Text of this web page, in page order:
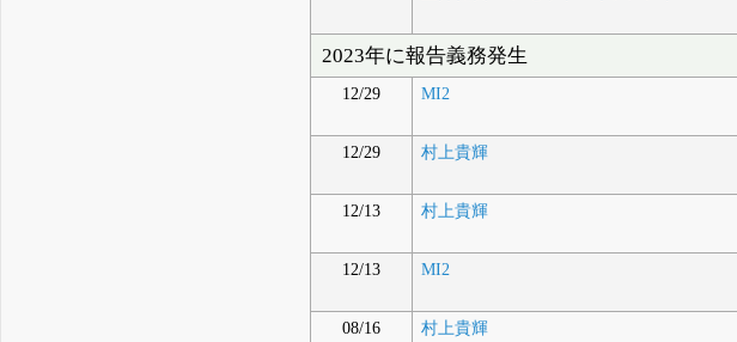
2023年に報告義務発生
12/29 MI2
12/29 村上貴輝
12/13 村上貴輝
12/13 MI2
08/16 村上貴輝